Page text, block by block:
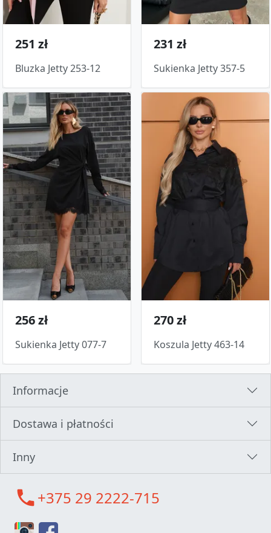
251 zł
Bluzka Jetty 253-12
231 zł
Sukienka Jetty 357-5
256 zł
Sukienka Jetty 077-7
270 zł
Koszula Jetty 463-14
Informacje
Dostawa i płatności
Inny
call+375 29 2222-715